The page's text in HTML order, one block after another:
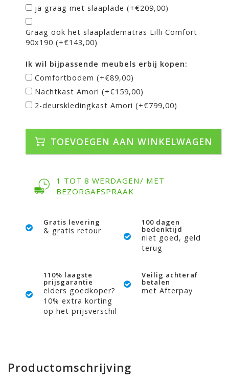
ja graag met slaaplade (+€209,00)
Graag ook het slaapladematras Lilli Comfort
90x190 (+€143,00)
Ik wil bijpassende meubels erbij kopen:
Comfortbodem (+€89,00)
Nachtkast Amori (+€159,00)
2-deurskledingkast Amori (+€799,00)
TOEVOEGEN AAN WINKELWAGEN
1 TOT 8 WERDAGEN/ MET
BEZORGAFSPRAAK
Gratis levering
& gratis retour
100 dagen
bedenktijd
niet goed, geld
terug
110% laagste
prijsgarantie
elders goedkoper?
10% extra korting
op het prijsverschil
Veilig achteraf
betalen
met Afterpay
Productomschrijving